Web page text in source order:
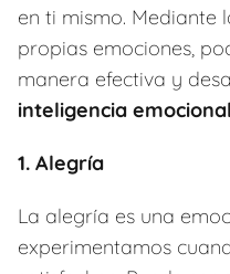
en ti mismo. Mediante
propias emociones,
manera efectiva y
inteligencia emocional
1. Alegría
La alegría es una
experimentamos